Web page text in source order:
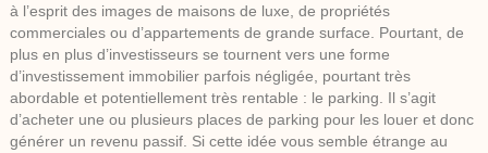
à l’esprit des images de maisons de luxe, de propriétés
commerciales ou d’appartements de grande surface. Pourtant, de
plus en plus d’investisseurs se tournent vers une forme
d’investissement immobilier parfois négligée, pourtant très
abordable et potentiellement très rentable : le parking. Il s’agit
d’acheter une ou plusieurs places de parking pour les louer et donc
générer un revenu passif. Si cette idée vous semble étrange au